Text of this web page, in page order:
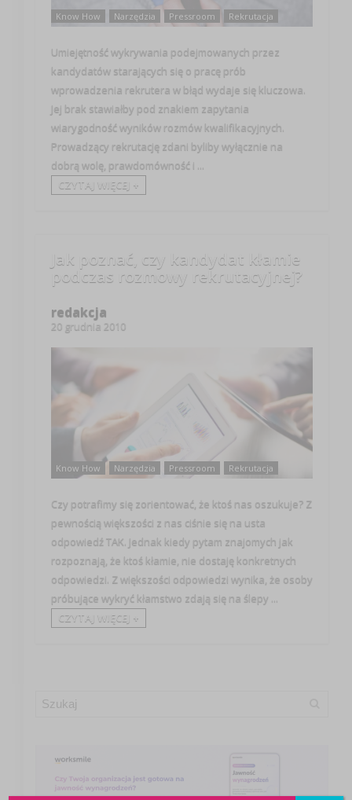
Know How Narzędzia Pressroom Rekrutacja
Umiejętność wykrywania podejmowanych przez
kandydatów starających się o pracę prób
wprowadzenia rekrutera w błąd wydaje się kluczowa.
Jej brak stawiałby pod znakiem zapytania
wiarygodność wyników rozmów kwalifikacyjnych.
Prowadzący rekrutację zdani byliby wyłącznie na
dobrą wolę, prawdomówność i ...
CZYTAJ WIĘCEJ +
Jak poznać, czy kandydat kłamie
podczas rozmowy rekrutacyjnej?
redakcja
20 grudnia 2010
Know How Narzędzia Pressroom Rekrutacja
Czy potrafimy się zorientować, że ktoś nas oszukuje? Z
pewnością większości z nas ciśnie się na usta
odpowiedź TAK. Jednak kiedy pytam znajomych jak
rozpoznają, że ktoś kłamie, nie dostaję konkretnych
odpowiedzi. Z większości odpowiedzi wynika, że osoby
próbujące wykryć kłamstwo zdają się na ślepy ...
CZYTAJ WIĘCEJ +